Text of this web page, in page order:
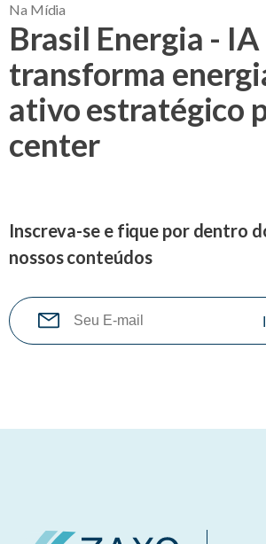
Na Mídia
Brasil Energia - IA
transforma
ativo estratégico
center
Inscreva-se e fique por dentro
nossos conteúdos